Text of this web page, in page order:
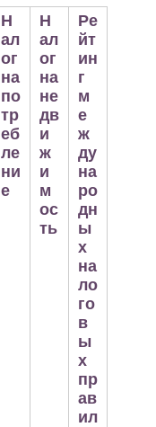
Н
ал
ог
на
по
тр
еб
ле
ни
е
Н
ал
ог
на
не
дв
и
ж
и
м
ос
ть
Ре
йт
ин
г
м
е
ж
ду
на
ро
дн
ы
х
на
ло
го
в
ы
х
пр
ав
ил